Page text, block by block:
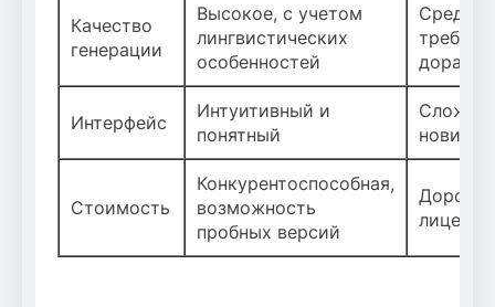
Качество
генерации
Высокое, с учетом
лингвистических
особенностей
требует
Интерфейс
Интуитивный и
понятный
Стоимость
Конкурентоспособная,
возможность
пробных версий
Дорогие